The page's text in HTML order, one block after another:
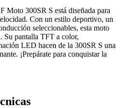
Moto 300SR S está diseñada para
Con un estilo deportivo, un
seleccionables, esta moto
Su pantalla TFT a color,
LED hacen de la 300SR S una
¡Prepárate para conquistar la